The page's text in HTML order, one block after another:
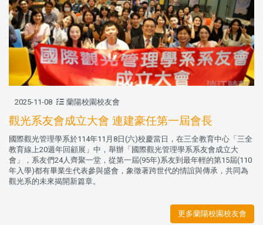
2025-11-08 蘭陽校園校友會
觀光系友會成立大會 連建豪任第一屆會長
國際觀光管理學系於114年11月8日(六)校慶當日，在三全教育中心「三全
教育線上20週年回顧展」中，舉辦「國際觀光管理學系系友會成立大
會」，系友們24人齊聚一堂，從第一屆(95年)系友到最年輕的第15屆(110
年入學)都有畢業生代表參與盛會，象徵著跨世代的情誼與傳承，共同為
觀光系的未來揭開新篇章。
更多蘭陽校園校友會